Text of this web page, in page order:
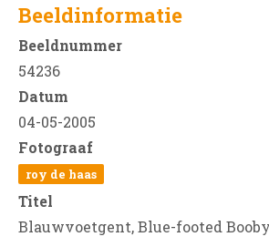
Beeldinformatie
Beeldnummer
54236
Datum
04-05-2005
Fotograaf
roy de haas
Titel
Blauwvoetgent, Blue-footed